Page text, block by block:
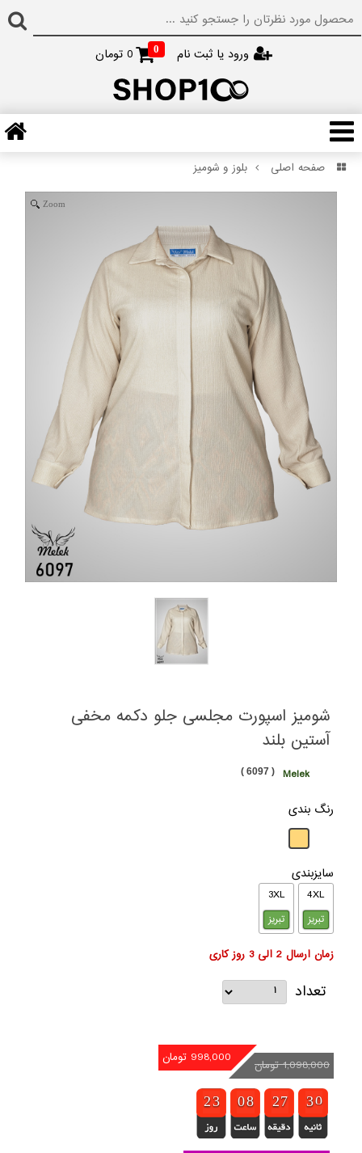
ورود یا ثبت نام 0
0 تومان
صفحه اصلی بلوز و شومیز
Zoom
شومیز اسپورت مجلسی جلو دکمه مخفی
آستین بلند
Melek
( 6097 )
رنگ بندی
سایزبندی
4XL
تبریز
3XL
تبریز
زمان ارسال 2 الی 3 روز کاری
تعداد
1,098,000 تومان 998,000 تومان
1
1
2
22
2
3
3 9
9
0
07
7
8
8 1
1
2
26
6
7
7 3
3
20
0
9